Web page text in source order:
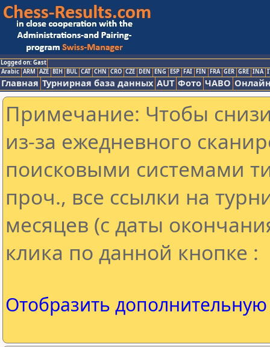
Logged on: Gast
Arabic ARM AZE BIH BUL CAT CHN CRO CZE DEN ENG ESP FAI FIN FRA GER GRE INA
Главная Турнирная база данных AUT Фото ЧАВО
Примечание: Чтобы
из-за ежедневного
поисковыми системами
проч., все ссылки на
месяцев (с даты
клика по данной кнопке :
Отобразить